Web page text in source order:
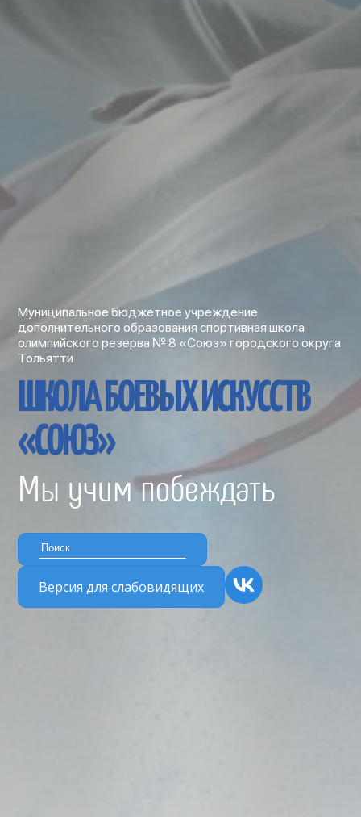
Муниципальное бюджетное учреждение
дополнительного образования спортивная школа
олимпийского резерва № 8 «Союз» городского округа
Тольятти
ШКОЛА БОЕВЫХ ИСКУССТВ
«СОЮЗ»
Мы учим побеждать
Версия для слабовидящих